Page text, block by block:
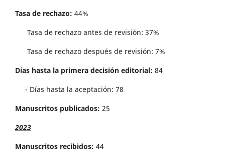
Tasa de rechazo: 44%
Tasa de rechazo antes de revisi´on: 37%
Tasa de rechazo después de revisión: 7%
Días hasta la primera decisión editorial: 84
- Días hasta la aceptación: 78
Manuscritos publicados: 25
2023
Manuscritos recibidos: 44